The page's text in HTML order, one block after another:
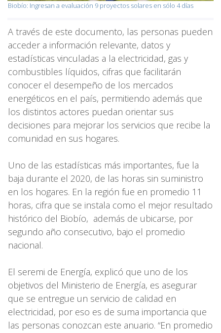
Biobío: Ingresan a evaluación 9 proyectos solares en sólo 4 días
A través de este documento, las personas pueden
acceder a información relevante, datos y
estadísticas vinculadas a la electricidad, gas y
combustibles líquidos, cifras que facilitarán
conocer el desempeño de los mercados
energéticos en el país, permitiendo además que
los distintos actores puedan orientar sus
decisiones para mejorar los servicios que recibe la
comunidad en sus hogares.
Uno de las estadísticas más importantes, fue la
baja durante el 2020, de las horas sin suministro
en los hogares. En la región fue en promedio 11
horas, cifra que se instala como el mejor resultado
histórico del Biobío, además de ubicarse, por
segundo año consecutivo, bajo el promedio
nacional.
El seremi de Energía, explicó que uno de los
objetivos del Ministerio de Energía, es asegurar
que se entregue un servicio de calidad en
electricidad, por eso es de suma importancia que
las personas conozcan este anuario. “En promedio